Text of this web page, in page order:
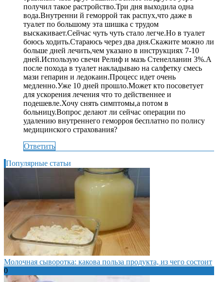
получил такое растройство.Три дня выходила одна
вода.Внутренни й геморрой так распух,что даже в
туалет по большому эта шишка с трудом
выскакивает.Сейчас чуть чуть стало легче.Но в туалет
боюсь ходить.Стараюсь через два дня.Скажите можно ли
больше дней лечить,чем указано в инструкциях 7-10
дней.Использую свечи Релиф и мазь Стенелланин 3%.А
после похода в туалет накладываю на салфетку смесь
мази гепарин и ледокаин.Процесс идет очень
медленно.Уже 10 дней прошло.Может кто посоветует
для ускорения лечения что то действеннее и
подешевле.Хочу снять симптомы,а потом в
больницу.Вопрос делают ли сейчас операции по
удалению внутреннего геморроя бесплатно по полису
медицинского страхования?
Ответить
Популярные статьи
Молочная сыворотка: какова польза продукта, из чего состоит
0